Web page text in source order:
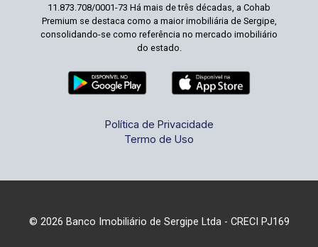
11.873.708/0001-73 Há mais de três décadas, a Cohab
Premium se destaca como a maior imobiliária de Sergipe,
consolidando-se como referência no mercado imobiliário
do estado.
Política de Privacidade
Termo de Uso
© 2026 Banco Imobiliário de Sergipe Ltda - CRECI PJ169